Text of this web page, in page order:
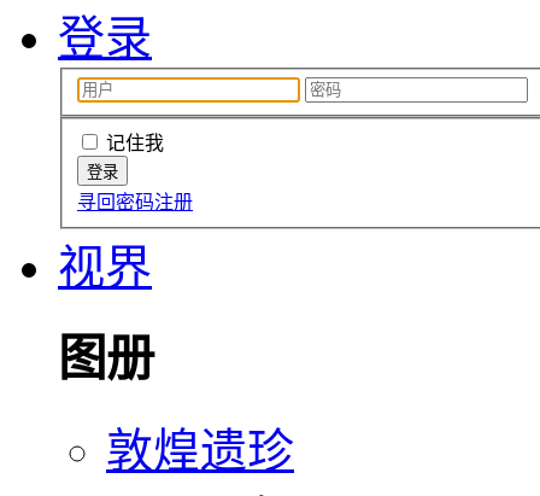
登录
记住我
寻回密码注册
视界
图册
敦煌遗珍